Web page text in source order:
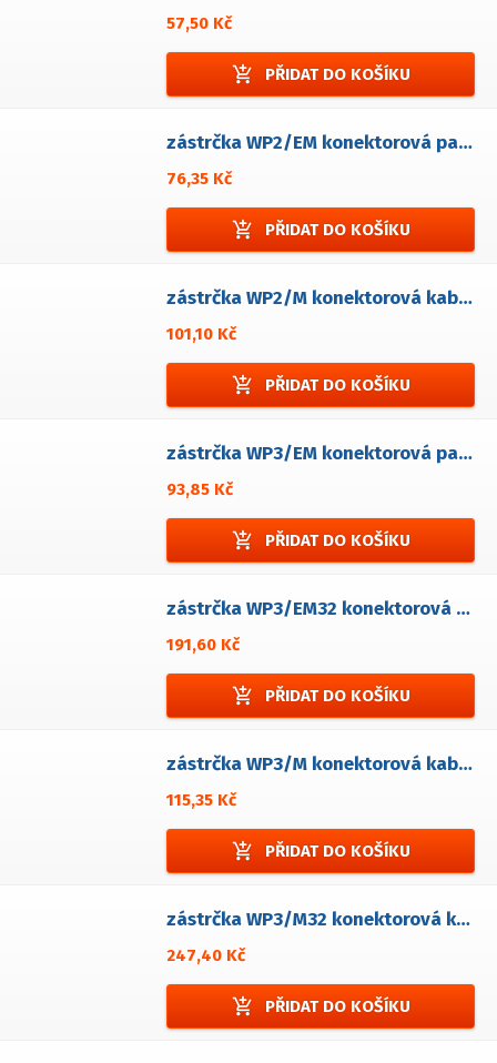
57,50 Kč
add_shopping_cart PŘIDAT DO KOŠÍKU
zástrčka WP2/EM konektorová panelová
76,35 Kč
add_shopping_cart PŘIDAT DO KOŠÍKU
zástrčka WP2/M konektorová kabelová
101,10 Kč
add_shopping_cart PŘIDAT DO KOŠÍKU
zástrčka WP3/EM konektorová panelová
93,85 Kč
add_shopping_cart PŘIDAT DO KOŠÍKU
zástrčka WP3/EM32 konektorová panelová
191,60 Kč
add_shopping_cart PŘIDAT DO KOŠÍKU
zástrčka WP3/M konektorová kabelová
115,35 Kč
add_shopping_cart PŘIDAT DO KOŠÍKU
zástrčka WP3/M32 konektorová kabelová
247,40 Kč
add_shopping_cart PŘIDAT DO KOŠÍKU